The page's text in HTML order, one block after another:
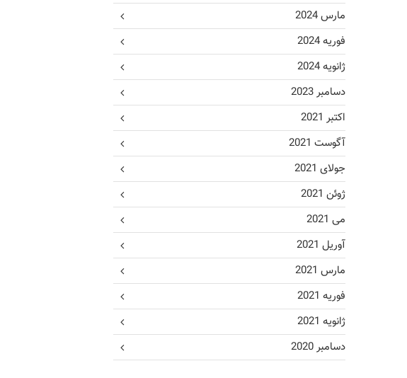
مارس 2024
فوریه 2024
ژانویه 2024
دسامبر 2023
اکتبر 2021
آگوست 2021
جولای 2021
ژوئن 2021
می 2021
آوریل 2021
مارس 2021
فوریه 2021
ژانویه 2021
دسامبر 2020